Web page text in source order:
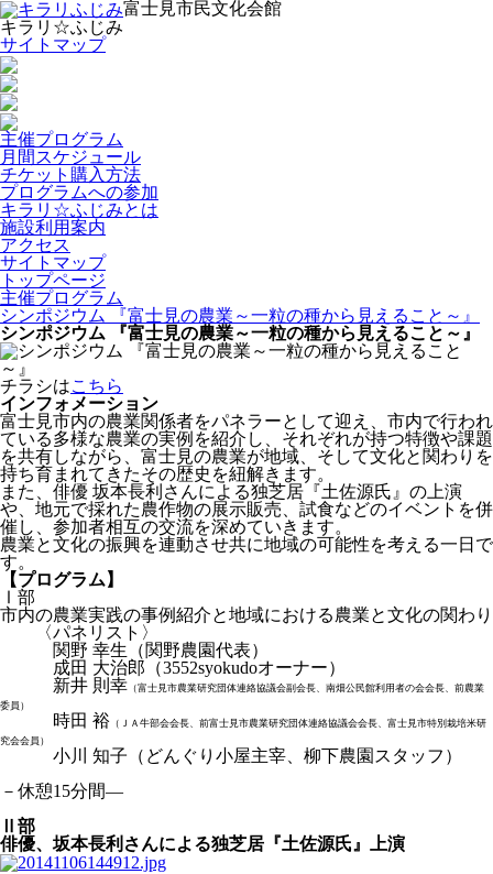
富士見市民文化会館
キラリ☆ふじみ
サイトマップ
主催プログラム
月間スケジュール
チケット購入方法
プログラムへの参加
キラリ☆ふじみとは
施設利用案内
アクセス
サイトマップ
トップページ
主催プログラム
シンポジウム 『富士見の農業～一粒の種から見えること～』
シンポジウム 『富士見の農業～一粒の種から見えること～』
チラシはこちら
インフォメーション
富士見市内の農業関係者をパネラーとして迎え、市内で行われ
ている多様な農業の実例を紹介し、それぞれが持つ特徴や課題
を共有しながら、富士見の農業が地域、そして文化と関わりを
持ち育まれてきたその歴史を紐解きます。
また、俳優 坂本長利さんによる独芝居『土佐源氏』の上演
や、地元で採れた農作物の展示販売、試食などのイベントを併
催し、参加者相互の交流を深めていきます。
農業と文化の振興を連動させ共に地域の可能性を考える一日で
す。
【プログラム】
Ⅰ部
市内の農業実践の事例紹介と地域における農業と文化の関わり
〈パネリスト〉
関野 幸生（関野農園代表）
成田 大治郎（3552syokudoオーナー）
新井 則幸 （富士見市農業研究団体連絡協議会副会長、南畑公民館利用者の会会長、前農業
委員）
時田 裕 （ＪＡ牛部会会長、前富士見市農業研究団体連絡協議会会長、富士見市特別栽培米研
究会会員）
小川 知子（どんぐり小屋主宰、柳下農園スタッフ）
－休憩15分間―
Ⅱ部
俳優、坂本長利さんによる独芝居『土佐源氏』上演